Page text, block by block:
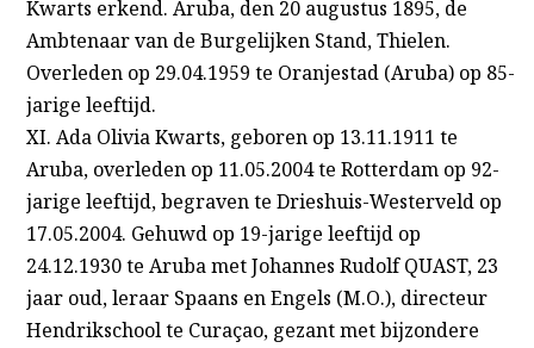
Kwarts erkend. Aruba, den 20 augustus 1895, de
Ambtenaar van de Burgelijken Stand, Thielen.
Overleden op 29.04.1959 te Oranjestad (Aruba) op 85-
jarige leeftijd.
XI. Ada Olivia Kwarts, geboren op 13.11.1911 te
Aruba, overleden op 11.05.2004 te Rotterdam op 92-
jarige leeftijd, begraven te Drieshuis-Westerveld op
17.05.2004. Gehuwd op 19-jarige leeftijd op
24.12.1930 te Aruba met Johannes Rudolf QUAST, 23
jaar oud, leraar Spaans en Engels (M.O.), directeur
Hendrikschool te Curaçao, gezant met bijzondere